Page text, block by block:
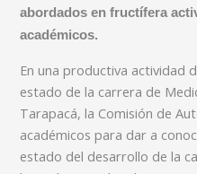
abordados en fructífera
académicos.
En una productiva actividad
estado de la carrera de
Tarapacá, la Comisión de
académicos para dar a
estado del desarrollo de la